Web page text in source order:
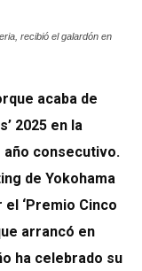
recibió el galardón en
acaba de
2025 en la
consecutivo.
de Yokohama
‘Premio Cinco
arrancó en
ha celebrado su